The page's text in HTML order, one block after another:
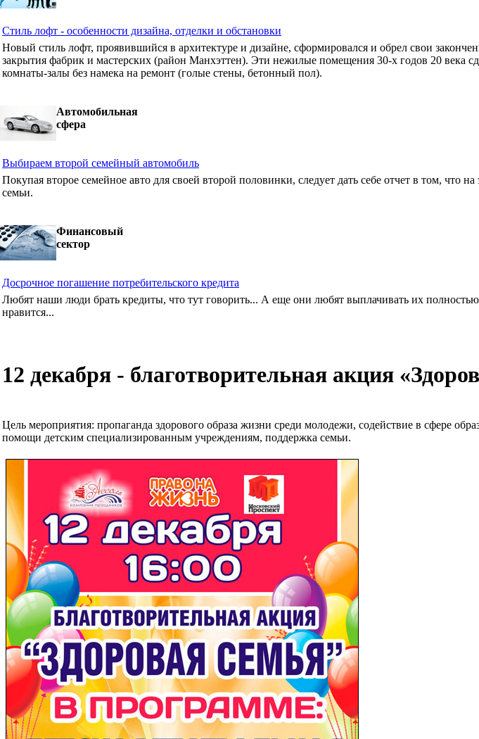
Стиль лофт - особенности дизайна, отделки и обстановки
Новый стиль лофт, проявившийся в архитектуре и дизайне, сформировался и обрел свои
закрытия фабрик и мастерских (район Манхэттен). Эти нежилые помещения 30-х годов 20 века
комнаты-залы без намека на ремонт (голые стены, бетонный пол).
Автомобильная
сфера
Выбираем второй семейный автомобиль
Покупая второе семейное авто для своей второй половинки, следует дать себе отчет в том,
семьи.
Финансовый
сектор
Досрочное погашение потребительского кредита
Любят наши люди брать кредиты, что тут говорить... А еще они любят выплачивать их
нравится...
12 декабря - благотворительная акция
Цель мероприятия: пропаганда здорового образа жизни среди молодежи, содействие в сфере
помощи детским специализированным учреждениям, поддержка семьи.